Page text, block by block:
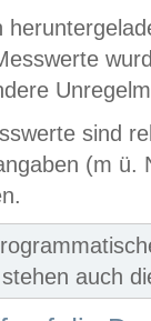
sind
(m ü.
auch